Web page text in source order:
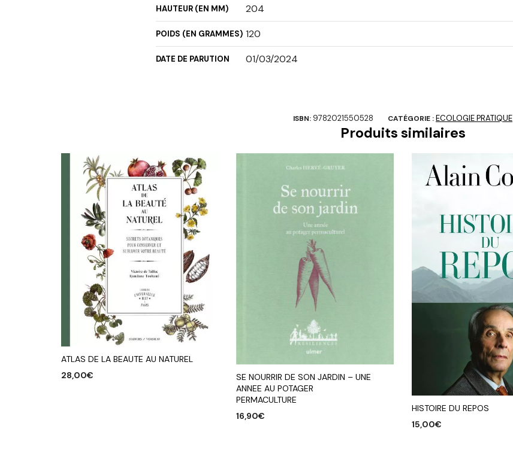
HAUTEUR (EN MM) 204
POIDS (EN GRAMMES) 120
DATE DE PARUTION 01/03/2024
ISBN: 9782021550528 CATÉGORIE :ECOLOGIE PRATIQUE
Produits similaires
ATLAS DE LA BEAUTE AU NATUREL
28,00€
SE NOURRIR DE SON JARDIN – UNE
ANNEE AU POTAGER
PERMACULTURE
16,90€
HISTOIRE DU REPOS
15,00€